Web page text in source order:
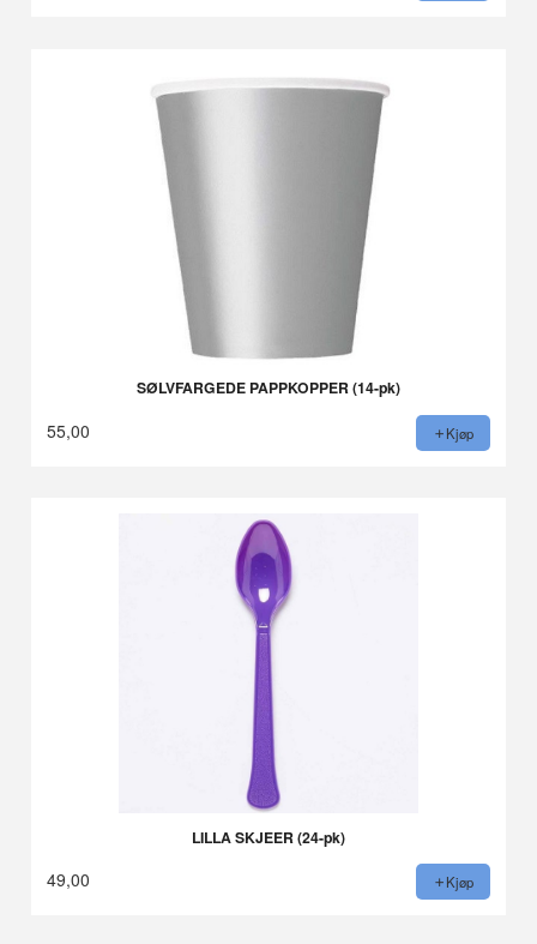
SØLVFARGEDE PAPPKOPPER (14-pk)
55,00 Kjøp
LILLA SKJEER (24-pk)
49,00 Kjøp